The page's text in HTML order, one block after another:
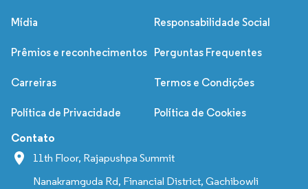
Mídia Responsabilidade Social
Prêmios e reconhecimentos Perguntas Frequentes
Carreiras Termos e Condições
Política de Privacidade Política de Cookies
Contato
11th Floor, Rajapushpa Summit
Nanakramguda Rd, Financial District, Gachibowli